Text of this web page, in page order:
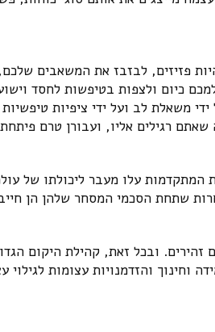
פזיזים, לבזבז את המשאבים
כיום ולצפות בטיפשות לחסד
משאלת לב ועל ידי ציפיות
רגילים אליו, ועבורן טרם
עלו מעבר ליכולתו של
שתחת הסכמי המסחר שלהן הן
זהירים. ובכל זאת, קהילת היקום
וחינוך והזדמנויות עצומות